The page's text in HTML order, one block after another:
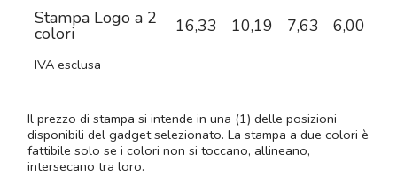
Stampa Logo a 2
colori 16,33 10,19 7,63 6,00
IVA esclusa
Il prezzo di stampa si intende in una (1) delle posizioni
disponibili del gadget selezionato. La stampa a due colori è
fattibile solo se i colori non si toccano, allineano,
intersecano tra loro.